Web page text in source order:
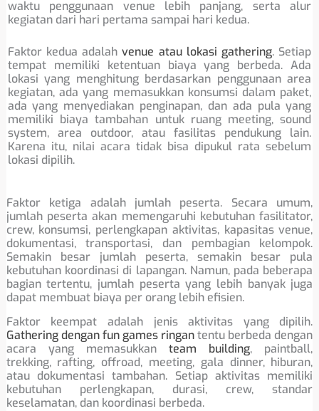
waktu penggunaan venue lebih panjang, serta alur
kegiatan dari hari pertama sampai hari kedua.
Faktor kedua adalahvenue atau lokasi gathering. Setiap
tempat memiliki ketentuan biaya yang berbeda. Ada
lokasi yang menghitung berdasarkan penggunaan area
kegiatan, ada yang memasukkan konsumsi dalam paket,
ada yang menyediakan penginapan, dan ada pula yang
memiliki biaya tambahan untuk ruang meeting, sound
system, area outdoor, atau fasilitas pendukung lain.
Karena itu, nilai acara tidak bisa dipukul rata sebelum
lokasi dipilih.
Faktor ketiga adalah jumlah peserta. Secara umum,
jumlah peserta akan memengaruhi kebutuhan fasilitator,
crew, konsumsi, perlengkapan aktivitas, kapasitas venue,
dokumentasi, transportasi, dan pembagian kelompok.
Semakin besar jumlah peserta, semakin besar pula
kebutuhan koordinasi di lapangan. Namun, pada beberapa
bagian tertentu, jumlah peserta yang lebih banyak juga
dapat membuat biaya per orang lebih efisien.
Faktor keempat adalah jenis aktivitas yang dipilih.
Gathering dengan fun games ringantentu berbeda dengan
acara yang memasukkanteam building, paintball,
trekking, rafting, offroad, meeting, gala dinner, hiburan,
atau dokumentasi tambahan. Setiap aktivitas memiliki
kebutuhan perlengkapan, durasi, crew, standar
keselamatan, dan koordinasi berbeda.